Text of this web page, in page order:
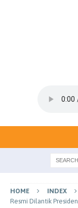
HOME INDEX
Resmi Dilantik Presiden